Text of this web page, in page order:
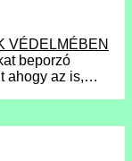
VÉDELMÉBEN
beporzó
ahogy az is,…